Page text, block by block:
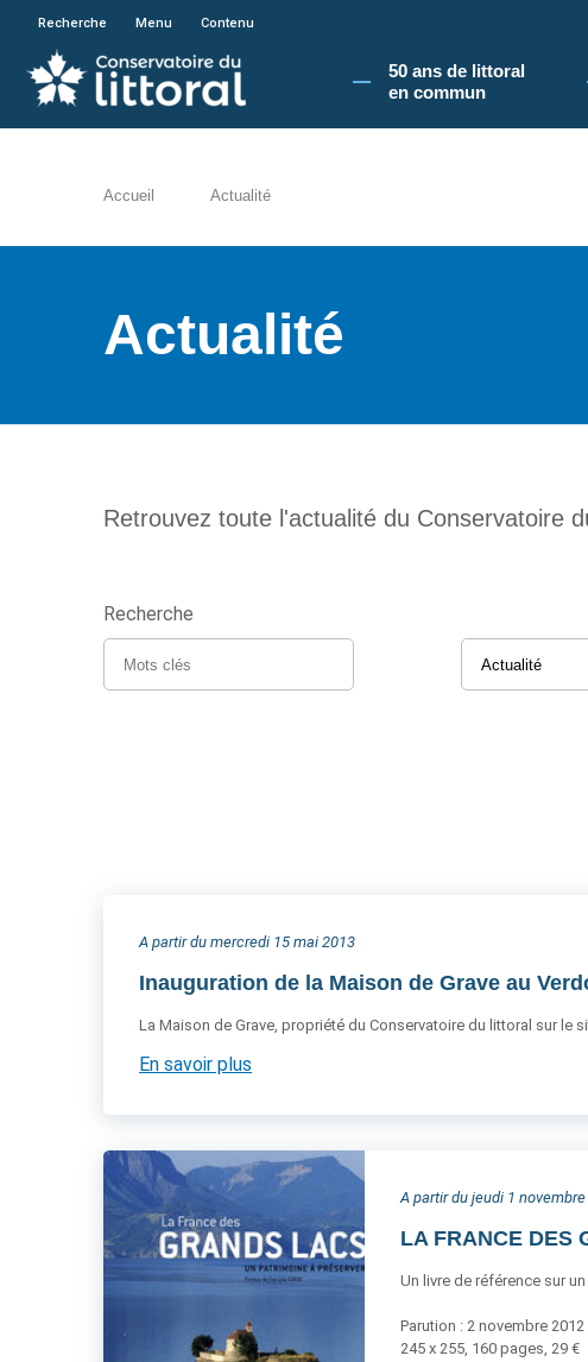
En poursuivant votre navigation sur le site du
Recherche Menu Contenu
50 ans de littoral
en commun​
Accueil Actualité
Actualité
Retrouvez toute l'actualité du Conservatoire
Recherche
A partir du mercredi 15 mai 2013
Inauguration de la Maison de Grave au
La Maison de Grave, propriété du Conservatoire du littoral sur le
En savoir plus
A partir du jeudi 1
LA FRANCE DES
Un livre de référence sur
Parution : 2 novembre 2012
245 x 255, 160 pages, 29 €